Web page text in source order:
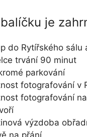
je
do Rytířského sálu
trvání 90 minut
parkování
fotografování v
fotografování
výzdoba
na přání